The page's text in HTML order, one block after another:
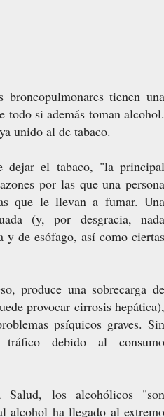
tienen una
todo si además toman alcohol.
unido al de tabaco.
dejar el tabaco, "la principal
por las que una persona
que le llevan a fumar. Una
(y, por desgracia, nada
y de esófago, así como ciertas
produce una sobrecarga de
provocar cirrosis hepática),
psíquicos graves. Sin
tráfico debido al consumo
los alcohólicos "son
alcohol ha llegado al extremo